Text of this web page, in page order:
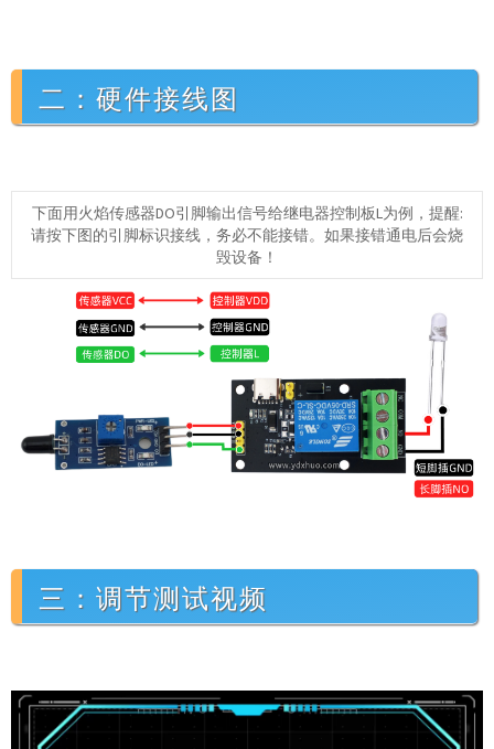
二：硬件接线图
下面用火焰传感器DO引脚输出信号给继电器控制板L为例，提醒:
请按下图的引脚标识接线，务必不能接错。如果接错通电后会烧
毁设备！
三：调节测试视频